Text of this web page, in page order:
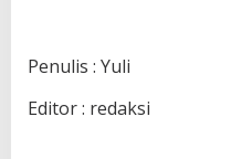
Penulis : Yuli
Editor : redaksi